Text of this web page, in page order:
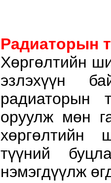
Радиаторын
Хөргөлтийн
эзлэхүүн
радиаторын
оруулж мөн
хөргөлтийн
түүний
нэмэгдүүлж